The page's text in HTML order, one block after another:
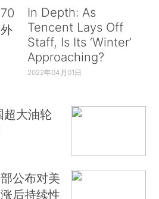
In Depth: As
Tencent Lays Off
Staff, Is Its ‘Winter’
Approaching?
2022年04月01日
超大油轮
公布对美
后持续性